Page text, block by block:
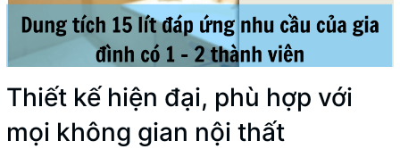
Thiết kế hiện đại, phù hợp với
mọi không gian nội thất